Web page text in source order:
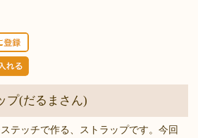
プ(だるまさん)
テッチで作る、ストラップです。今回